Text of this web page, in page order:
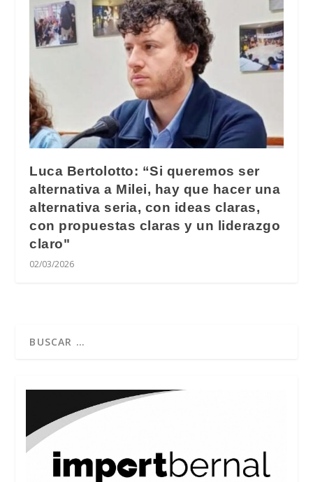
Luca Bertolotto: “Si queremos ser
alternativa a Milei, hay que hacer una
alternativa seria, con ideas claras,
con propuestas claras y un liderazgo
claro"
02/03/2026